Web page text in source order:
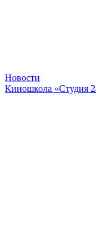
Новости
Киношкола «Студия